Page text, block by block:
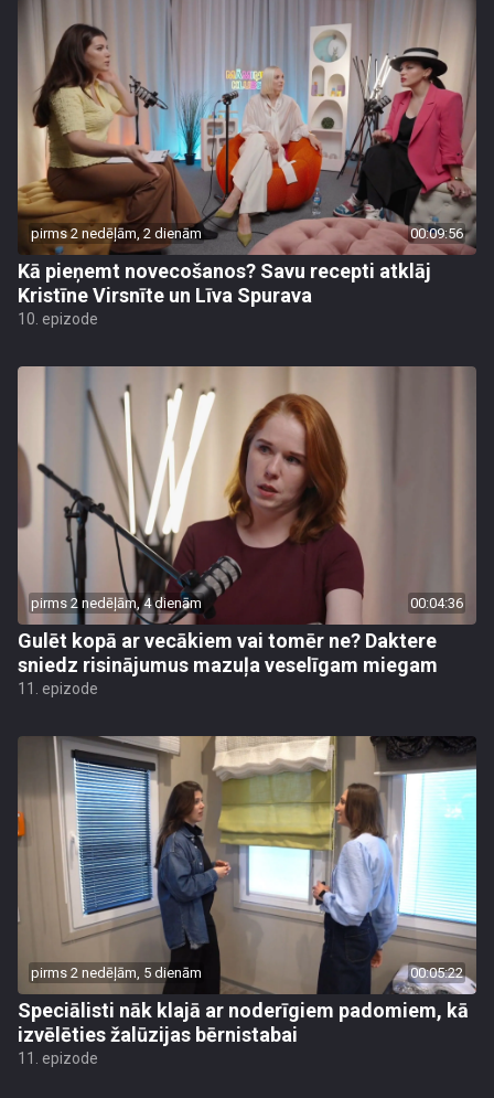
pirms 2 nedēļām, 2 dienām 00:09:56
Kā pieņemt novecošanos? Savu recepti atklāj
Kristīne Virsnīte un Līva Spurava
10. epizode
pirms 2 nedēļām, 4 dienām 00:04:36
Gulēt kopā ar vecākiem vai tomēr ne? Daktere
sniedz risinājumus mazuļa veselīgam miegam
11. epizode
pirms 2 nedēļām, 5 dienām 00:05:22
Speciālisti nāk klajā ar noderīgiem padomiem, kā
izvēlēties žalūzijas bērnistabai
11. epizode